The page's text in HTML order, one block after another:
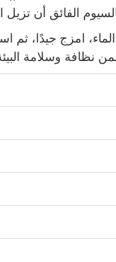
الفائق أن
امزج جيدًا، ثم
نظافة وسلامة